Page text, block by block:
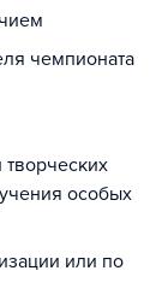
чемпионата
творческих
особых
или по